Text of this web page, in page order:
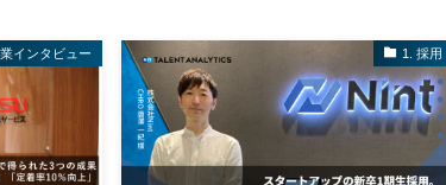
インタビュー 1. 採用